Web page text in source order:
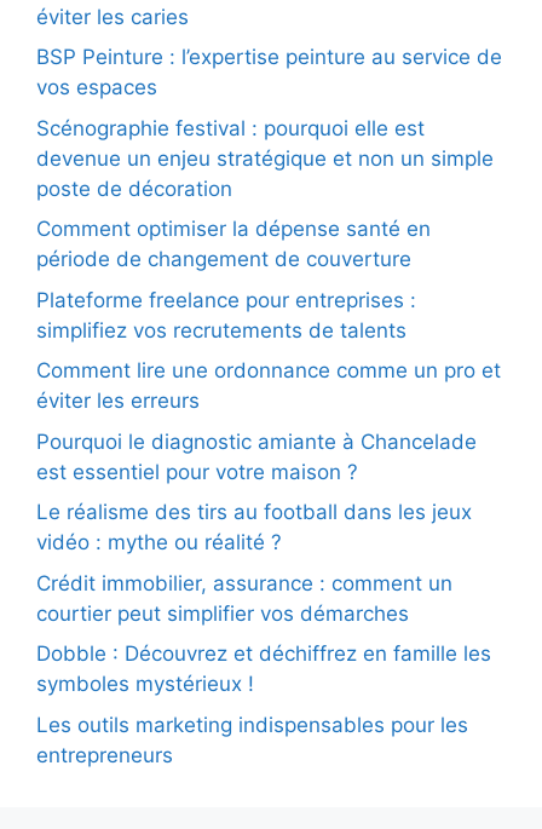
éviter les caries
BSP Peinture : l’expertise peinture au service de
vos espaces
Scénographie festival : pourquoi elle est
devenue un enjeu stratégique et non un simple
poste de décoration
Comment optimiser la dépense santé en
période de changement de couverture
Plateforme freelance pour entreprises :
simplifiez vos recrutements de talents
Comment lire une ordonnance comme un pro et
éviter les erreurs
Pourquoi le diagnostic amiante à Chancelade
est essentiel pour votre maison ?
Le réalisme des tirs au football dans les jeux
vidéo : mythe ou réalité ?
Crédit immobilier, assurance : comment un
courtier peut simplifier vos démarches
Dobble : Découvrez et déchiffrez en famille les
symboles mystérieux !
Les outils marketing indispensables pour les
entrepreneurs